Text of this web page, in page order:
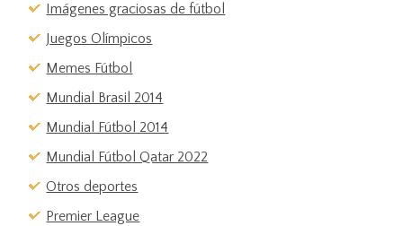
Imágenes graciosas de fútbol
Juegos Olímpicos
Memes Fútbol
Mundial Brasil 2014
Mundial Fútbol 2014
Mundial Fútbol Qatar 2022
Otros deportes
Premier League